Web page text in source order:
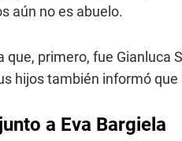
aún no es abuelo.
primero, fue Gianluca
hijos también informó
a Eva Bargiela